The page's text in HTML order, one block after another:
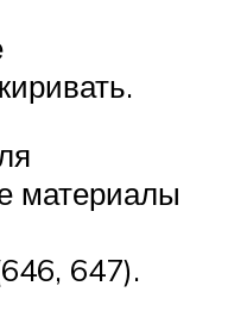
материалы
647).